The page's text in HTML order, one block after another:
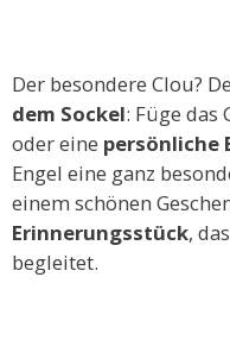
Der besondere Clou?
dem Sockel: Füge
oder eine persönliche
Engel eine ganz
einem schönen
Erinnerungsstück,
begleitet.